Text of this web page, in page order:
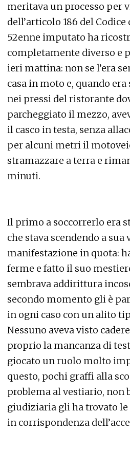
meritava un processo per
dell’articolo 186 del Codice
52enne imputato ha
completamente diverso e
ieri mattina: non se l’era
casa in moto e, quando
nei pressi del ristorante
parcheggiato il mezzo,
il casco in testa, senza
per alcuni metri il
stramazzare a terra e
minuti.
Il primo a soccorrerlo era
che stava scendendo a sua
manifestazione in quota:
ferme e fatto il suo
sembrava addirittura
secondo momento gli è
in ogni caso con un alito
Nessuno aveva visto
proprio la mancanza di
giocato un ruolo molto
questo, pochi graffi alla
problema al vestiario, non
giudiziaria gli ha trovato le
in corrispondenza